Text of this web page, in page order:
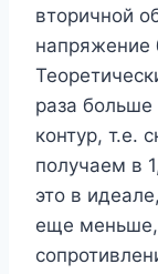
вторичной
напряжение
раза
контур, т.е.
получаем в
это в
еще меньше,